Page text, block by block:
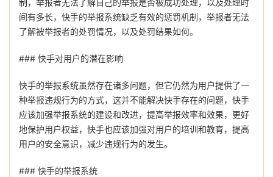
制，举报者无法了解自己的举报是否被成功处理，以及处理时
间有多长，快手的举报系统缺乏有效的惩罚机制，举报者无法
了解被举报者的处罚情况，以及处罚结果如何。
### 快手对用户的潜在影响
快手的举报系统虽然存在诸多问题，但它仍然为用户提供了一
种举报违规行为的方式，这并不能解决快手存在的问题，快手
应该加强举报系统的建设和改进，提高举报效率和效果，更好
地保护用户权益，快手也应该加强对用户的培训和教育，提高
用户的安全意识，减少违规行为的发生。
### 快手的举报系统